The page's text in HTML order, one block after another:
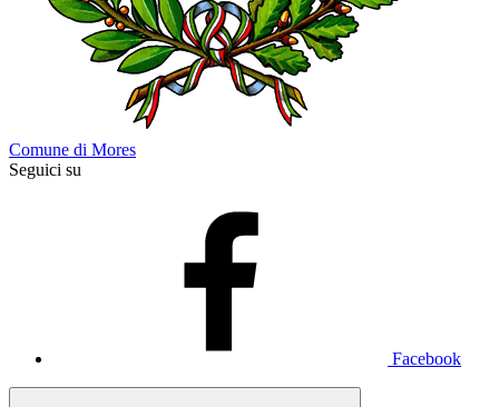
Comune di Mores
Seguici su
Facebook